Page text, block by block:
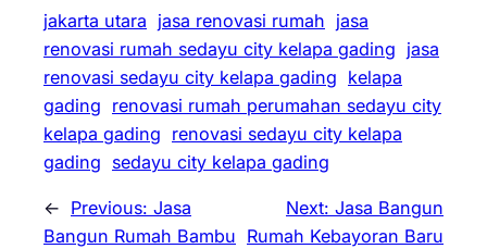
jakarta utara jasa renovasi rumah jasa
renovasi rumah sedayu city kelapa gading jasa
renovasi sedayu city kelapa gading kelapa
gading renovasi rumah perumahan sedayu city
kelapa gading renovasi sedayu city kelapa
gading sedayu city kelapa gading
← Previous: Jasa
Bangun Rumah Bambu
Next: Jasa Bangun
Rumah Kebayoran Baru